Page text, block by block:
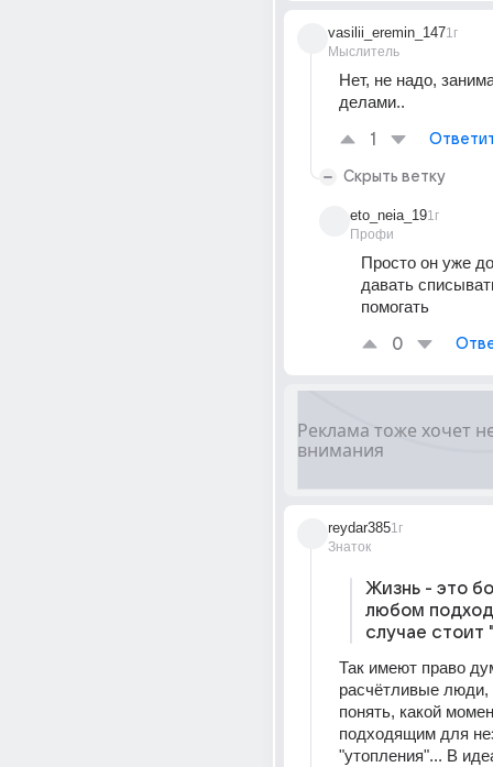
vasilii_eremin_147
Мыслитель
1г
Нет, не надо,
делами..
1
Скрыть ветку
eto_neia_19
Профи
1г
Просто он уже
давать
помогать
0
reydar385
Знаток
1г
Жизнь - это
любом
случае стоит
Так имеют право
расчётливые
понять, какой
подходящим для
"утопления"... В